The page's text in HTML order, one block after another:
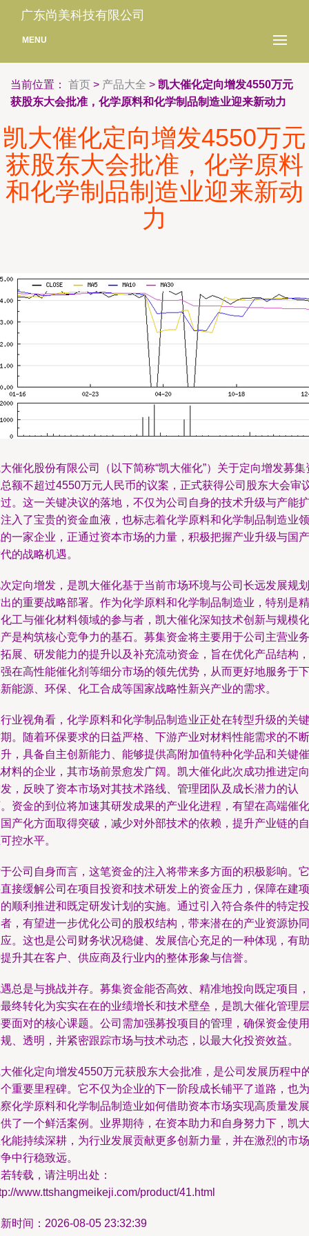
广东尚美科技有限公司
MENU
当前位置： 首页 > 产品大全 > 凯大催化定向增发4550万元
获股东大会批准，化学原料和化学制品制造业迎来新动力
凯大催化定向增发4550万元
获股东大会批准，化学原料
和化学制品制造业迎来新动
力
催化股份有限公司（以下简称“凯大催化”）关于定向增发募集
额不超过4550万元人民币的议案，正式获得公司股东大会审
。这一关键决议的落地，不仅为公司自身的技术升级与产能扩
入了宝贵的资金血液，也标志着化学原料和化学制品制造业领
一家企业，正通过资本市场的力量，积极把握产业升级与国产
的战略机遇。
定向增发，是凯大催化基于当前市场环境与公司长远发展规划
的重要战略部署。作为化学原料和化学制品制造业，特别是精
工与催化材料领域的参与者，凯大催化深知技术创新与规模化
是构筑核心竞争力的基石。募集资金将主要用于公司主营业务
展、研发能力的提升以及补充流动资金，旨在优化产品结构，
在高性能催化剂等细分市场的领先优势，从而更好地服务于下
能源、环保、化工合成等国家战略性新兴产业的需求。
业视角看，化学原料和化学制品制造业正处在转型升级的关键
。随着环保要求的日益严格、下游产业对材料性能需求的不断
，具备自主创新能力、能够提供高附加值特种化学品和关键催
料的企业，其市场前景愈发广阔。凯大催化此次成功推进定向
，反映了资本市场对其技术路线、管理团队及成长潜力的认
资金的到位将加速其研发成果的产业化进程，有望在高端催化
产化方面取得突破，减少对外部技术的依赖，提升产业链的自
控水平。
公司自身而言，这笔资金的注入将带来多方面的积极影响。它
接缓解公司在项目投资和技术研发上的资金压力，保障在建项
顺利推进和既定研发计划的实施。通过引入符合条件的特定投
，有望进一步优化公司的股权结构，带来潜在的产业资源协同
。这也是公司财务状况稳健、发展信心充足的一种体现，有助
升其在客户、供应商及行业内的整体形象与信誉。
总是与挑战并存。募集资金能否高效、精准地投向既定项目，
终转化为实实在在的业绩增长和技术壁垒，是凯大催化管理层
面对的核心课题。公司需加强募投项目的管理，确保资金使用
、透明，并紧密跟踪市场与技术动态，以最大化投资效益。
催化定向增发4550万元获股东大会批准，是公司发展历程中
重要里程碑。它不仅为企业的下一阶段成长铺平了道路，也为
化学原料和化学制品制造业如何借助资本市场实现高质量发展
了一个鲜活案例。业界期待，在资本助力和自身努力下，凯大
能持续深耕，为行业发展贡献更多创新力量，并在激烈的市场
中行稳致远。
转载，请注明出处：
www.ttshangmeikeji.com/product/41.html
时间：2026-08-05 23:32:39